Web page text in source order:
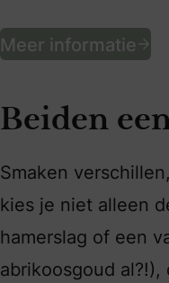
Meer informatie
Beiden
Smaken
kies je niet alleen
hamerslag of een
abrikoosgoud